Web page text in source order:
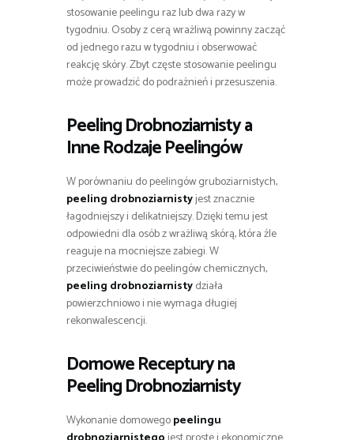
stosowanie peelingu raz lub dwa razy w
tygodniu. Osoby z cerą wrażliwą powinny zacząć
od jednego razu w tygodniu i obserwować
reakcję skóry. Zbyt częste stosowanie peelingu
może prowadzić do podrażnień i przesuszenia.
Peeling Drobnoziarnisty a
Inne Rodzaje Peelingów
W porównaniu do peelingów gruboziarnistych,
peeling drobnoziarnistyjest znacznie
łagodniejszy i delikatniejszy. Dzięki temu jest
odpowiedni dla osób z wrażliwą skórą, która źle
reaguje na mocniejsze zabiegi. W
przeciwieństwie do peelingów chemicznych,
peeling drobnoziarnistydziała
powierzchniowo i nie wymaga długiej
rekonwalescencji.
Domowe Receptury na
Peeling Drobnoziarnisty
Wykonanie domowegopeelingu